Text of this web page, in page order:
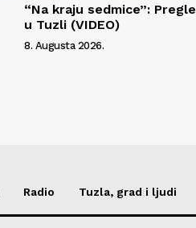
“Na kraju sedmice”:
u Tuzli (VIDEO)
8. Augusta 2026.
Radio Tuzla, grad i ljudi